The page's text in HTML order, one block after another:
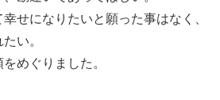
せになりたいと願った事はなく、
い。
めぐりました。